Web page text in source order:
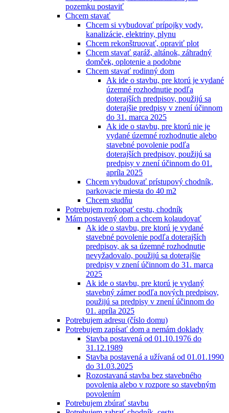
pozemku postaviť
Chcem stavať
Chcem si vybudovať prípojky vody,
kanalizácie, elektriny, plynu
Chcem rekonštruovať, opraviť plot
Chcem stavať garáž, altánok, záhradný
domček, oplotenie a podobne
Chcem stavať rodinný dom
Ak ide o stavbu, pre ktorú je vydané
územné rozhodnutie podľa
doterajších predpisov, použijú sa
doterajšie predpisy v znení účinnom
do 31. marca 2025
Ak ide o stavbu, pre ktorú nie je
vydané územné rozhodnutie alebo
stavebné povolenie podľa
doterajších predpisov, použijú sa
predpisy v znení účinnom do 01.
apríla 2025
Chcem vybudovať prístupový chodník,
parkovacie miesta do 40 m2
Chcem studňu
Potrebujem rozkopať cestu, chodník
Mám postavený dom a chcem kolaudovať
Ak ide o stavbu, pre ktorú je vydané
stavebné povolenie podľa doterajších
predpisov, ak sa územné rozhodnutie
nevyžadovalo, použijú sa doterajšie
predpisy v znení účinnom do 31. marca
2025
Ak ide o stavbu, pre ktorú je vydaný
stavebný zámer podľa nových predpisov,
použijú sa predpisy v znení účinnom do
01. apríla 2025
Potrebujem adresu (číslo domu)
Potrebujem zapísať dom a nemám doklady
Stavba postavená od 01.10.1976 do
31.12.1989
Stavba postavená a užívaná od 01.01.1990
do 31.03.2025
Rozostavaná stavba bez stavebného
povolenia alebo v rozpore so stavebným
povolením
Potrebujem zbúrať stavbu